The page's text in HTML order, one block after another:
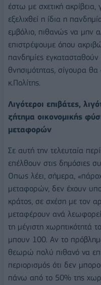
έστω με σχετική
εξελιχθεί η ίδια η
εμβόλιο, πιθανώς να μην
επιστρέψουμε όπου
πανδημίες
θνησιμότητας, σίγουρα
κ.Πολίτης.
Λιγότεροι επιβάτες,
ζήτημα οικονομικής
μεταφορών
Σε αυτή την τελευταία
επέλθουν στις δημόσιες
Οπως λέει, σήμερα,
μεταφορών, δεν έχουν
κράτος, σε σχέση με τον
μεταφέρουν ανά
τη μέγιστη
μπουν 100. Αν το
θεωρώ πολύ πιθανό να
περιορισμός ότι δεν
πάνω από το 50% της